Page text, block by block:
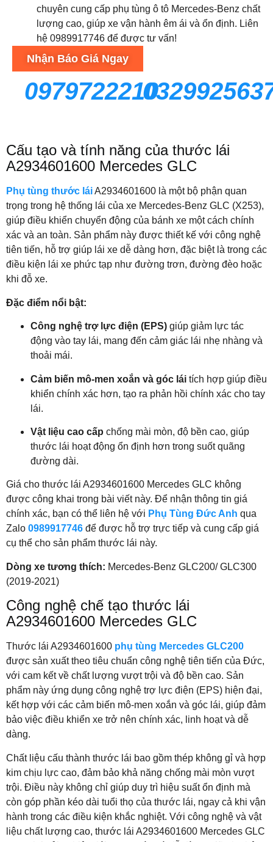
chuyên cung cấp phụ tùng ô tô Mercedes-Benz chất
lượng cao, giúp xe vận hành êm ái và ổn định. Liên
hệ 0989917746 để được tư vấn!
Nhận Báo Giá Ngay
0979722210
Cấu tạo và tính năng của thước lái
A2934601600 Mercedes GLC
Phụ tùng thước láiA2934601600 là một bộ phận quan
trọng trong hệ thống lái của xe Mercedes-Benz GLC (X253),
giúp điều khiển chuyển động của bánh xe một cách chính
xác và an toàn. Sản phẩm này được thiết kế với công nghệ
tiên tiến, hỗ trợ giúp lái xe dễ dàng hơn, đặc biệt là trong các
điều kiện lái xe phức tạp như đường trơn, đường đèo hoặc
khi đỗ xe.
Đặc điểm nổi bật:
Công nghệ trợ lực điện (EPS) giúp giảm lực tác
động vào tay lái, mang đến cảm giác lái nhẹ nhàng và
thoải mái.
Cảm biến mô-men xoắn và góc lái tích hợp giúp điều
khiển chính xác hơn, tạo ra phản hồi chính xác cho tay
lái.
Vật liệu cao cấp chống mài mòn, độ bền cao, giúp
thước lái hoạt động ổn định hơn trong suốt quãng
đường dài.
Giá cho thước lái A2934601600 Mercedes GLC không
được công khai trong bài viết này. Để nhận thông tin giá
chính xác, bạn có thể liên hệ với Phụ Tùng Đức Anh qua
Zalo 0989917746 để được hỗ trợ trực tiếp và cung cấp giá
cụ thể cho sản phẩm thước lái này.
Dòng xe tương thích: Mercedes-Benz GLC200/ GLC300
(2019-2021)
Công nghệ chế tạo thước lái
A2934601600 Mercedes GLC
Thước lái A2934601600 phụ tùng Mercedes GLC200
được sản xuất theo tiêu chuẩn công nghệ tiên tiến của Đức,
với cam kết về chất lượng vượt trội và độ bền cao. Sản
phẩm này ứng dụng công nghệ trợ lực điện (EPS) hiện đại,
kết hợp với các cảm biến mô-men xoắn và góc lái, giúp đảm
bảo việc điều khiển xe trở nên chính xác, linh hoạt và dễ
dàng.
Chất liệu cấu thành thước lái bao gồm thép không gỉ và hợp
kim chịu lực cao, đảm bảo khả năng chống mài mòn vượt
trội. Điều này không chỉ giúp duy trì hiệu suất ổn định mà
còn góp phần kéo dài tuổi thọ của thước lái, ngay cả khi vận
hành trong các điều kiện khắc nghiệt. Với công nghệ và vật
liệu chất lượng cao, thước lái A2934601600 Mercedes GLC